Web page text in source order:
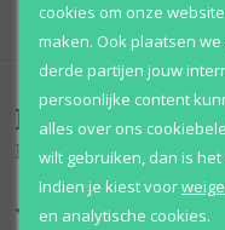
Be 100% Delicious
cookies om onze
maken. Ook plaatsen
derde partijen jouw
persoonlijke content
alles over ons
wilt gebruiken, dan is
Indien je kiest voor
en analytische cookies.